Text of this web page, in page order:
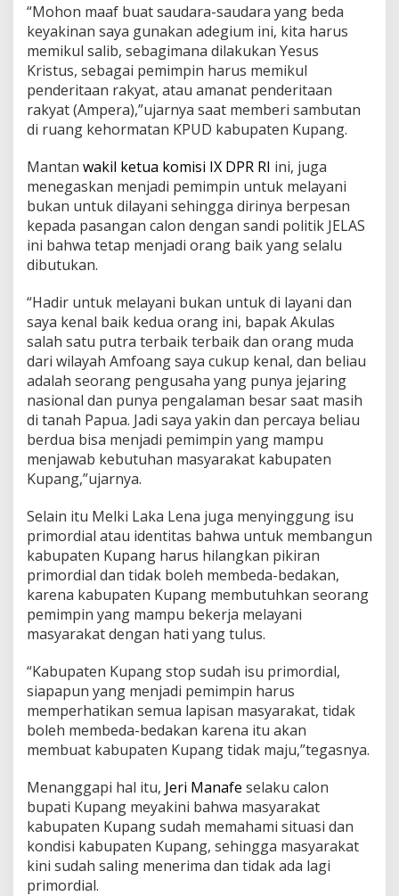
“Mohon maaf buat saudara-saudara yang beda
keyakinan saya gunakan adegium ini, kita harus
memikul salib, sebagimana dilakukan Yesus
Kristus, sebagai pemimpin harus memikul
penderitaan rakyat, atau amanat penderitaan
rakyat (Ampera),”ujarnya saat memberi sambutan
di ruang kehormatan KPUD kabupaten Kupang.
Mantan wakil ketua komisi IX DPR RI ini, juga
menegaskan menjadi pemimpin untuk melayani
bukan untuk dilayani sehingga dirinya berpesan
kepada pasangan calon dengan sandi politik JELAS
ini bahwa tetap menjadi orang baik yang selalu
dibutukan.
“Hadir untuk melayani bukan untuk di layani dan
saya kenal baik kedua orang ini, bapak Akulas
salah satu putra terbaik terbaik dan orang muda
dari wilayah Amfoang saya cukup kenal, dan beliau
adalah seorang pengusaha yang punya jejaring
nasional dan punya pengalaman besar saat masih
di tanah Papua. Jadi saya yakin dan percaya beliau
berdua bisa menjadi pemimpin yang mampu
menjawab kebutuhan masyarakat kabupaten
Kupang,”ujarnya.
Selain itu Melki Laka Lena juga menyinggung isu
primordial atau identitas bahwa untuk membangun
kabupaten Kupang harus hilangkan pikiran
primordial dan tidak boleh membeda-bedakan,
karena kabupaten Kupang membutuhkan seorang
pemimpin yang mampu bekerja melayani
masyarakat dengan hati yang tulus.
“Kabupaten Kupang stop sudah isu primordial,
siapapun yang menjadi pemimpin harus
memperhatikan semua lapisan masyarakat, tidak
boleh membeda-bedakan karena itu akan
membuat kabupaten Kupang tidak maju,”tegasnya.
Menanggapi hal itu, Jeri Manafe selaku calon
bupati Kupang meyakini bahwa masyarakat
kabupaten Kupang sudah memahami situasi dan
kondisi kabupaten Kupang, sehingga masyarakat
kini sudah saling menerima dan tidak ada lagi
primordial.